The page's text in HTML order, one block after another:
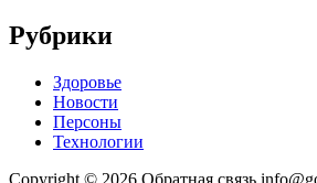
Рубрики
Здоровье
Новости
Персоны
Технологии